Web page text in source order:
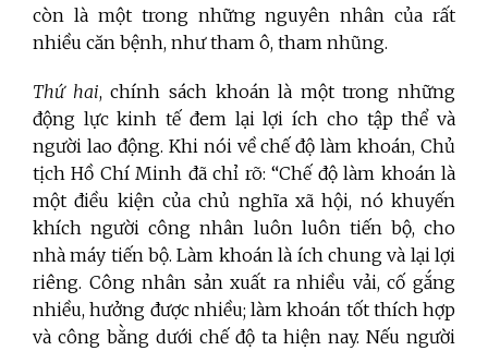
còn là một trong những nguyên nhân của rất
nhiều căn bệnh, như tham ô, tham nhũng.
Thứ hai, chính sách khoán là một trong những
động lực kinh tế đem lại lợi ích cho tập thể và
người lao động. Khi nói về chế độ làm khoán, Chủ
tịch Hồ Chí Minh đã chỉ rõ: “Chế độ làm khoán là
một điều kiện của chủ nghĩa xã hội, nó khuyến
khích người công nhân luôn luôn tiến bộ, cho
nhà máy tiến bộ. Làm khoán là ích chung và lại lợi
riêng. Công nhân sản xuất ra nhiều vải, cố gắng
nhiều, hưởng được nhiều; làm khoán tốt thích hợp
và công bằng dưới chế độ ta hiện nay. Nếu người